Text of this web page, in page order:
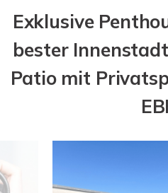
Exklusive
bester
Patio mit